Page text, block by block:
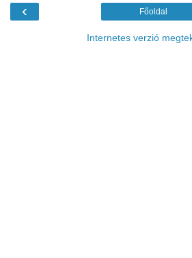
‹ Főoldal
Internetes verzió